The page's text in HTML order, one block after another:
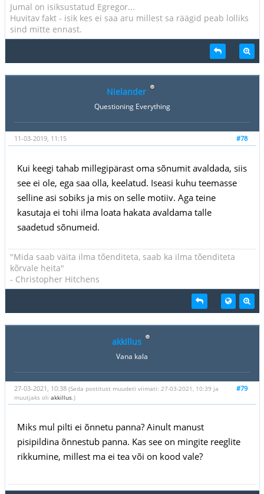
Jumal on isiksustatud Egregor...
Huvitav fakt - isik kes ei saa aru millest sa räägid peab lolliks
sind mitte ennast.
Nielander
Questioning Everything
#78
11-03-2019, 11:15
Kui keegi tahab millegipärast oma sõnumit avaldada, siis
see ei ole, ega saa olla, keelatud. Iseasi kuhu teemasse
selline asi sobiks ja mis on selle motiiv. Aga teine
kasutaja ei tohi ilma loata hakata avaldama talle
saadetud sõnumeid.
"Mida saab väita ilma tõenditeta, saab ka ilma tõenditeta
kõrvale heita"
- Christopher Hitchens
akkillus
Vana kala
#79
27-03-2021, 10:38 (Seda postitust muudeti viimati: 27-03-2021, 10:39 ja
muutjaks oli akkillus.)
Miks mul pilti ei õnnetu panna? Ainult manust
pisipildina õnnestub panna. Kas see on mingite reeglite
rikkumine, millest ma ei tea või on kood vale?